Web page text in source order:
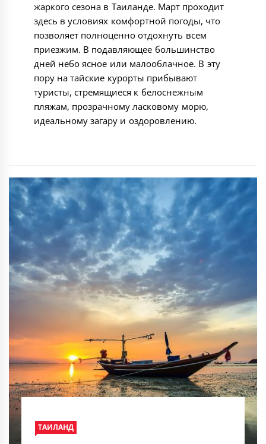
жаркого сезона в Таиланде. Март проходит
здесь в условиях комфортной погоды, что
позволяет полноценно отдохнуть всем
приезжим. В подавляющее большинство
дней небо ясное или малооблачное. В эту
пору на тайские курорты прибывают
туристы, стремящиеся к белоснежным
пляжам, прозрачному ласковому морю,
идеальному загару и оздоровлению.
ТАИЛАНД